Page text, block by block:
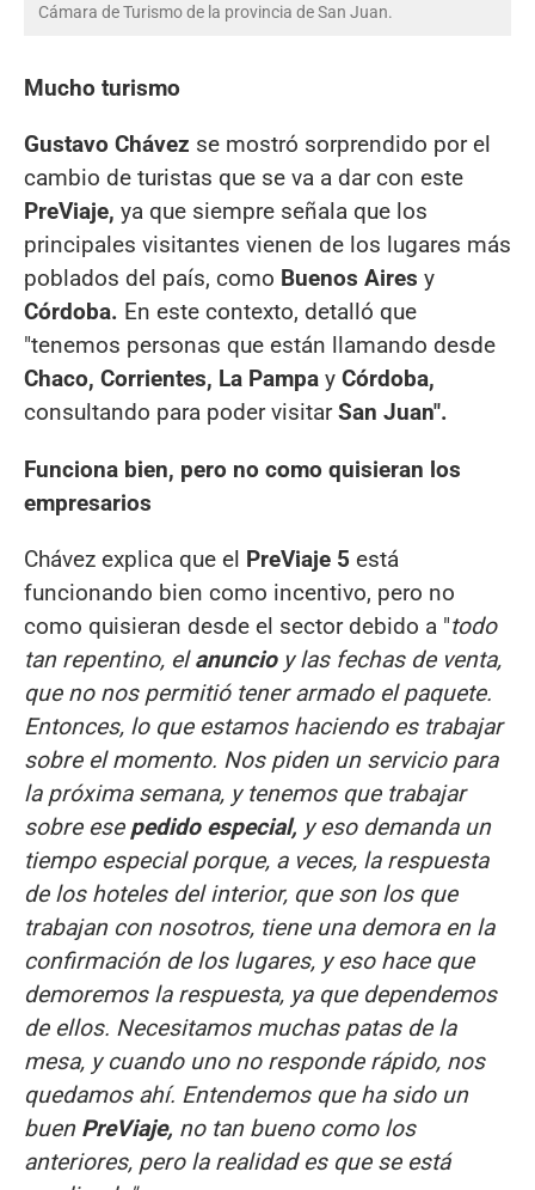
Cámara de Turismo de la provincia de San Juan.
Mucho turismo
Gustavo Chávez se mostró sorprendido por el
cambio de turistas que se va a dar con este
PreViaje, ya que siempre señala que los
principales visitantes vienen de los lugares más
poblados del país, como Buenos Aires y
Córdoba. En este contexto, detalló que
"tenemos personas que están llamando desde
Chaco, Corrientes, La Pampa y Córdoba,
consultando para poder visitarSan Juan".
Funciona bien, pero no como quisieran los
empresarios
Chávez explica que el PreViaje 5 está
funcionando bien como incentivo, pero no
como quisieran desde el sector debido a "todo
tan repentino, elanuncioy las fechas de venta,
que no nos permitió tener armado el paquete.
Entonces, lo que estamos haciendo es trabajar
sobre el momento. Nos piden un servicio para
la próxima semana, y tenemos que trabajar
sobre ese pedido especial, y eso demanda un
tiempo especial porque, a veces, la respuesta
de los hoteles del interior, que son los que
trabajan con nosotros, tiene una demora en la
confirmación de los lugares, y eso hace que
demoremos la respuesta, ya que dependemos
de ellos. Necesitamos muchas patas de la
mesa, y cuando uno no responde rápido, nos
quedamos ahí. Entendemos que ha sido un
buen PreViaje, no tan bueno como los
anteriores, pero la realidad es que se está